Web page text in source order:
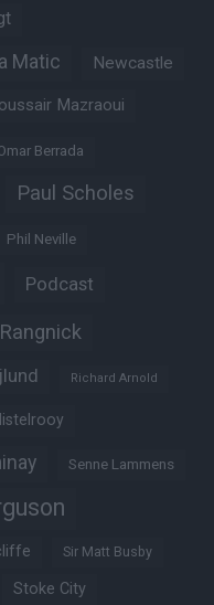
Matic Newcastle
Mazraoui
Berrada
Paul Scholes
Phil Neville
Podcast
Richard Arnold
Senne Lammens
Sir Matt Busby
Stoke City